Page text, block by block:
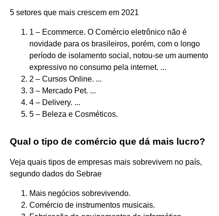
5 setores que mais crescem em 2021
1 – Ecommerce. O Comércio eletrônico não é
novidade para os brasileiros, porém, com o longo
período de isolamento social, notou-se um aumento
expressivo no consumo pela internet. ...
2 – Cursos Online. ...
3 – Mercado Pet. ...
4 – Delivery. ...
5 – Beleza e Cosméticos.
Qual o tipo de comércio que dá mais lucro?
Veja quais tipos de empresas mais sobrevivem no país,
segundo dados do Sebrae
Mais negócios sobrevivendo.
Comércio de instrumentos musicais.